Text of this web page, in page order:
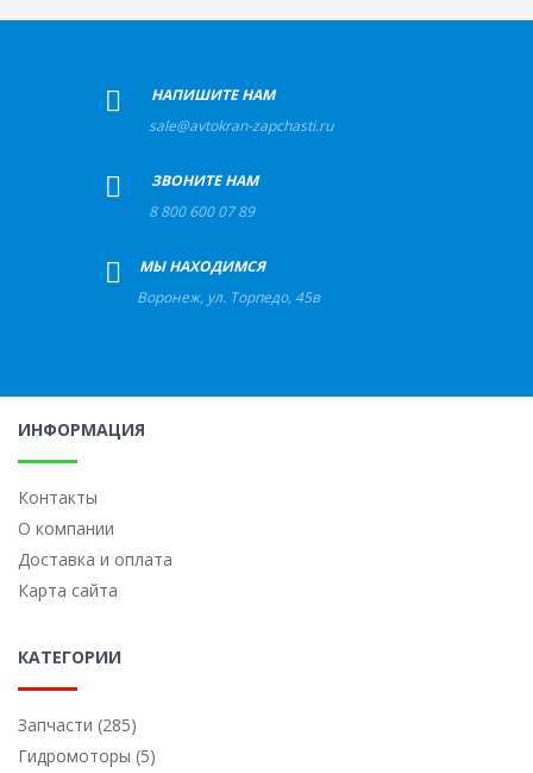
НАПИШИТЕ НАМ
sale@avtokran-zapchasti.ru
ЗВОНИТЕ НАМ
8 800 600 07 89
МЫ НАХОДИМСЯ
Воронеж, ул. Торпедо, 45в
ИНФОРМАЦИЯ
Контакты
О компании
Доставка и оплата
Карта сайта
КАТЕГОРИИ
Запчасти (285)
Гидромоторы (5)